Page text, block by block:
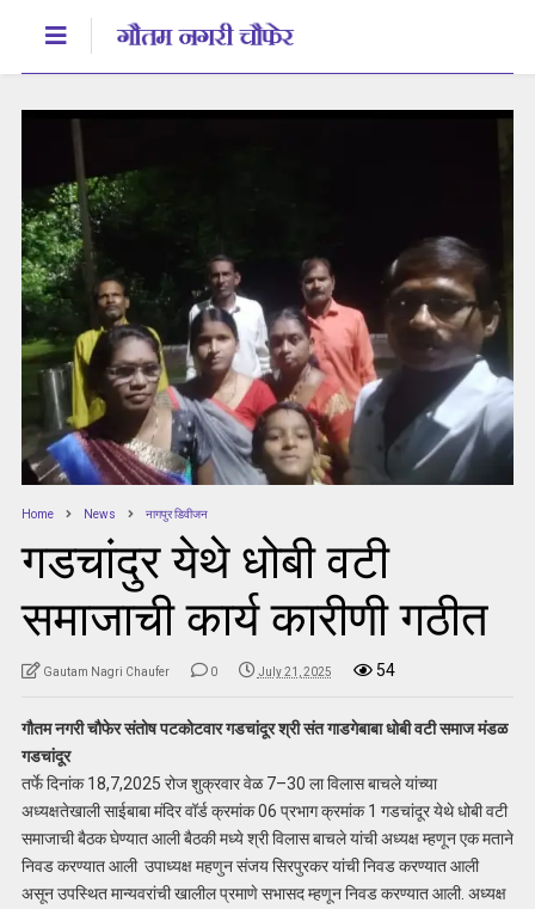
Home News नागपुर डिवीजन
गडचांदुर येथे धोबी वटी
समाजाची कार्य कारीणी गठीत
Gautam Nagri Chaufer 0 July 21, 2025 54
गौतम नगरी चौफेर संतोष पटकोटवार गडचांदूर श्री संत गाडगेबाबा धोबी वटी समाज मंडळ
गडचांदूर
तर्फे दिनांक 18,7,2025 रोज शुक्रवार वेळ 7–30 ला विलास बाचले यांच्या
अध्यक्षतेखाली साईबाबा मंदिर वॉर्ड क्रमांक 06 प्रभाग क्रमांक 1 गडचांदूर येथे धोबी वटी
समाजाची बैठक घेण्यात आली बैठकी मध्ये श्री विलास बाचले यांची अध्यक्ष म्हणून एक मताने
निवड करण्यात आली उपाध्यक्ष महणुन संजय सिरपुरकर यांची निवड करण्यात आली
असून उपस्थित मान्यवरांची खालील प्रमाणे सभासद म्हणून निवड करण्यात आली. अध्यक्ष